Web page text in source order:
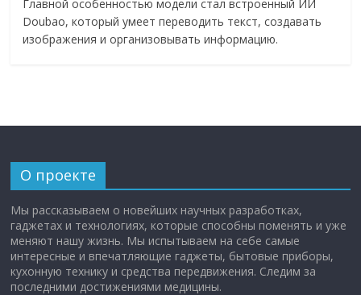
Главной особенностью модели стал встроенный ИИ
Doubao, который умеет переводить текст, создавать
изображения и организовывать информацию.
О проекте
Мы рассказываем о новейших научных разработках,
гаджетах и технологиях, которые способны поменять и уже
меняют нашу жизнь. Мы испытываем на себе самые
интересные и впечатляющие гаджеты, бытовые приборы,
кухонную технику и средства передвижения. Следим за
последними достижениями медицины.